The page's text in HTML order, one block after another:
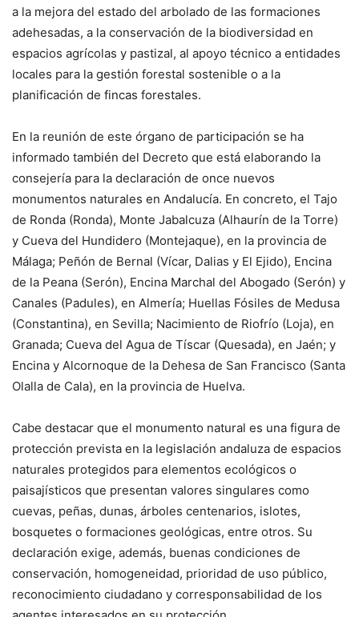
a la mejora del estado del arbolado de las formaciones
adehesadas, a la conservación de la biodiversidad en
espacios agrícolas y pastizal, al apoyo técnico a entidades
locales para la gestión forestal sostenible o a la
planificación de fincas forestales.
En la reunión de este órgano de participación se ha
informado también del Decreto que está elaborando la
consejería para la declaración de once nuevos
monumentos naturales en Andalucía. En concreto, el Tajo
de Ronda (Ronda), Monte Jabalcuza (Alhaurín de la Torre)
y Cueva del Hundidero (Montejaque), en la provincia de
Málaga; Peñón de Bernal (Vícar, Dalias y El Ejido), Encina
de la Peana (Serón), Encina Marchal del Abogado (Serón) y
Canales (Padules), en Almería; Huellas Fósiles de Medusa
(Constantina), en Sevilla; Nacimiento de Riofrío (Loja), en
Granada; Cueva del Agua de Tíscar (Quesada), en Jaén; y
Encina y Alcornoque de la Dehesa de San Francisco (Santa
Olalla de Cala), en la provincia de Huelva.
Cabe destacar que el monumento natural es una figura de
protección prevista en la legislación andaluza de espacios
naturales protegidos para elementos ecológicos o
paisajísticos que presentan valores singulares como
cuevas, peñas, dunas, árboles centenarios, islotes,
bosquetes o formaciones geológicas, entre otros. Su
declaración exige, además, buenas condiciones de
conservación, homogeneidad, prioridad de uso público,
reconocimiento ciudadano y corresponsabilidad de los